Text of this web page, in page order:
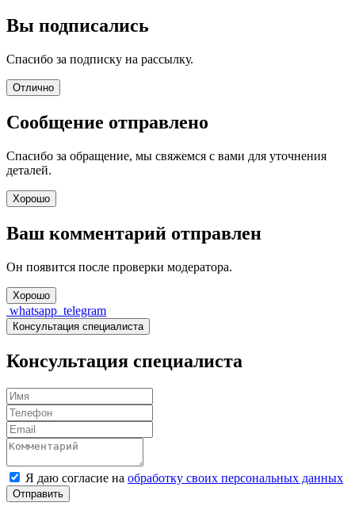
Вы подписались
Спасибо за подписку на рассылку.
Отлично
Сообщение отправлено
Спасибо за обращение, мы свяжемся с вами для уточнения
деталей.
Хорошо
Ваш комментарий отправлен
Он появится после проверки модератора.
Хорошо
whatsapp telegram
Консультация специалиста
Консультация специалиста
Я даю согласие на обработку своих персональных данных
Отправить